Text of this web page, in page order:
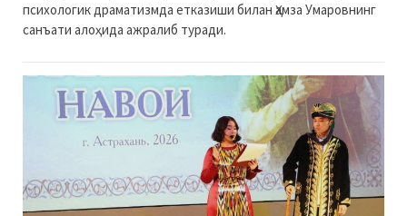
психологик драматизмда етказиши билан Ҳамза Умаровнинг
санъати алоҳида ажралиб туради.